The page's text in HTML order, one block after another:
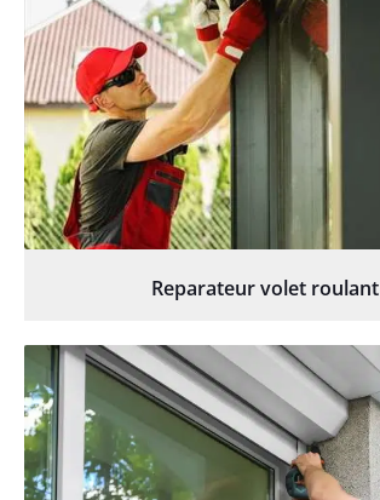
Reparateur volet roulant